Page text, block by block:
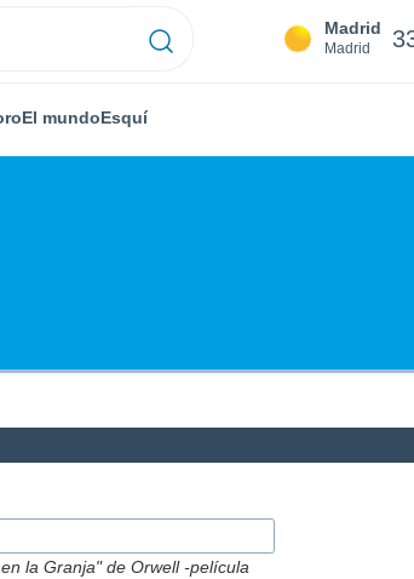
Madrid
Madrid
El mundoEsquí
la Granja" de Orwell -película